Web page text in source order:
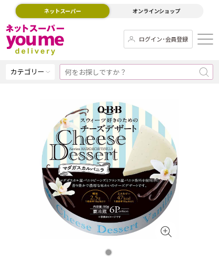
ネットスーパー オンラインショップ
ログイン･会員登録
カテゴリー